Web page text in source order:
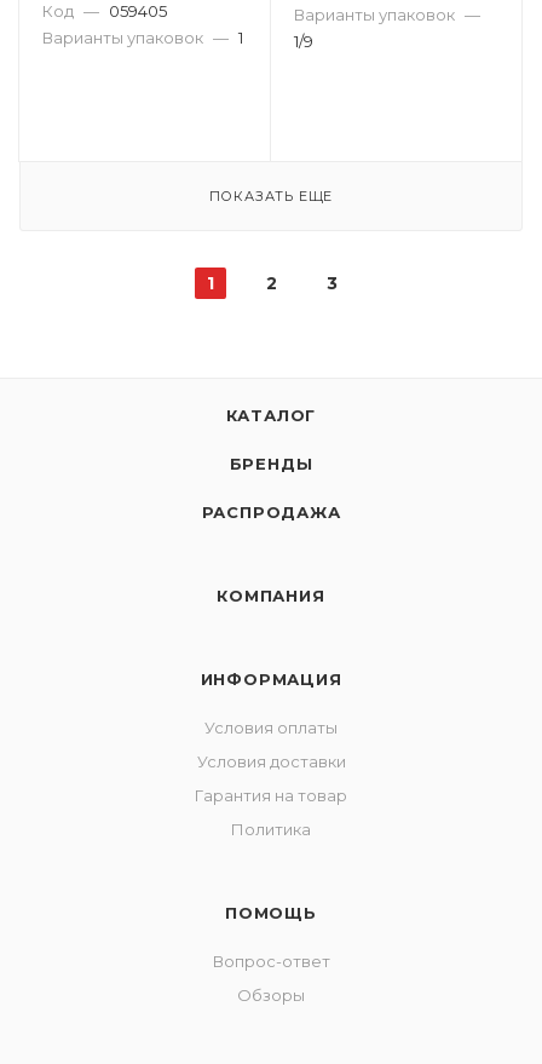
Код — 059405
Варианты упаковок — 1
Варианты упаковок —
1/9
ПОКАЗАТЬ ЕЩЕ
1 2 3
КАТАЛОГ
БРЕНДЫ
РАСПРОДАЖА
КОМПАНИЯ
ИНФОРМАЦИЯ
Условия оплаты
Условия доставки
Гарантия на товар
Политика
ПОМОЩЬ
Вопрос-ответ
Обзоры